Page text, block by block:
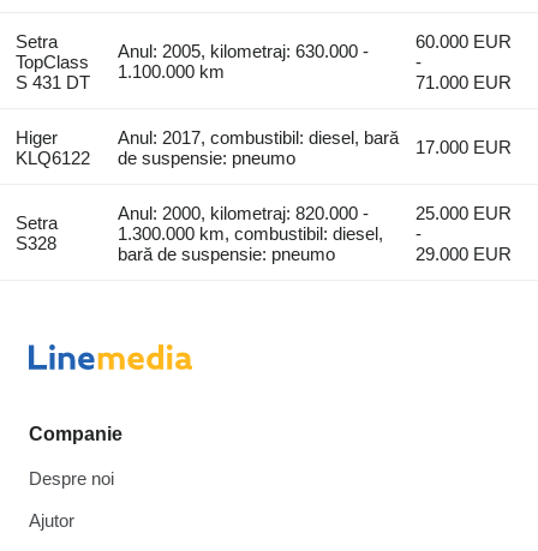
Setra
TopClass
S 431 DT
Anul: 2005, kilometraj: 630.000 -
1.100.000 km
60.000 EUR
-
71.000 EUR
Higer
KLQ6122
Anul: 2017, combustibil: diesel, bară
de suspensie: pneumo
17.000 EUR
Setra
S328
Anul: 2000, kilometraj: 820.000 -
1.300.000 km, combustibil: diesel,
bară de suspensie: pneumo
25.000 EUR
-
29.000 EUR
Companie
Despre noi
Ajutor